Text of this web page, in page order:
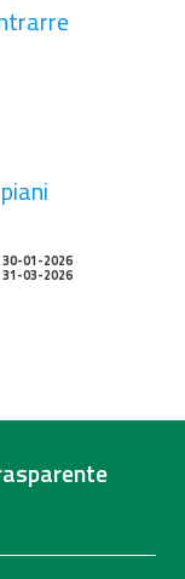
30-01-2026
31-03-2026